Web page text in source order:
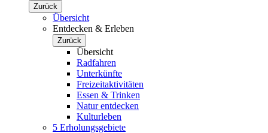
Zurück
Übersicht
Entdecken & Erleben
Zurück
Übersicht
Radfahren
Unterkünfte
Freizeitaktivitäten
Essen & Trinken
Natur entdecken
Kulturleben
5 Erholungsgebiete